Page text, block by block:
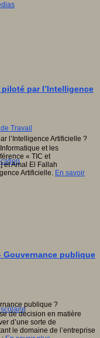
Travail
par l’Intelligence
et les
« TIC et
et Amal El Fallah
Artificielle. En savoir
Gouvernance publique
de décision en matière
d’une sorte de
le domaine de l’entreprise